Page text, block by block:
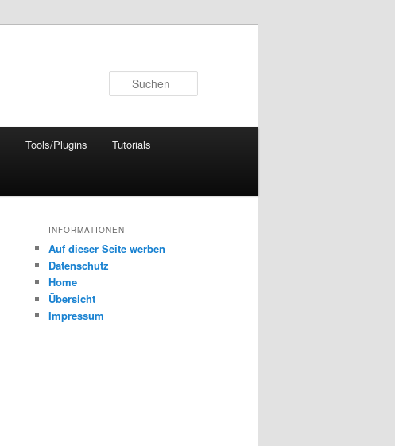
Tools/Plugins Tutorials
INFORMATIONEN
Auf dieser Seite werben
Datenschutz
Home
Übersicht
Impressum